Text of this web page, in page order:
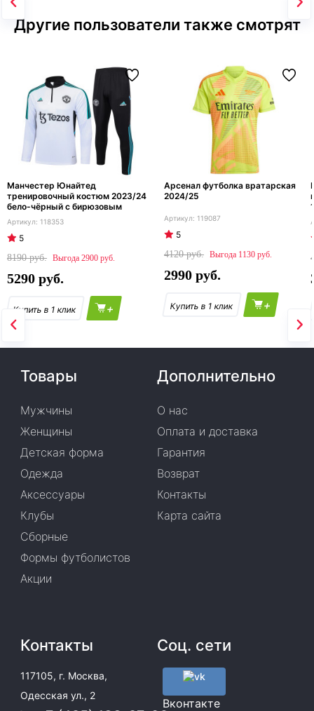
Другие пользователи также смотрят
Манчестер Юнайтед
тренировочный костюм 2023/24
бело-чёрный с бирюзовым
118353
5
8190
2900
5290
+
Арсенал футболка вратарская
2024/25
119087
5
4120
1130
2990
+
Товары
Мужчины
Женщины
Детская форма
Одежда
Аксессуары
Клубы
Сборные
Формы футболистов
Акции
Дополнительно
О нас
Оплата и доставка
Гарантия
Возврат
Контакты
Карта сайта
Контакты
117105, г. Москва,
Одесская ул., 2
Соц. сети
Вконтакте